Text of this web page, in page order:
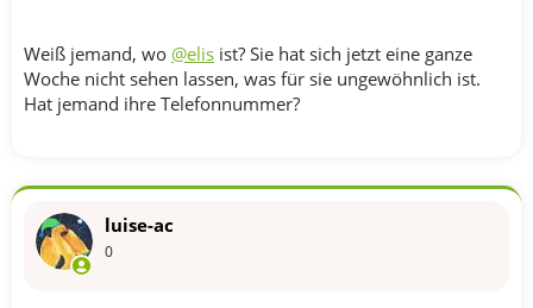
Weiß jemand, wo @elis ist? Sie hat sich jetzt eine ganze
Woche nicht sehen lassen, was für sie ungewöhnlich ist.
Hat jemand ihre Telefonnummer?
luise-ac
0